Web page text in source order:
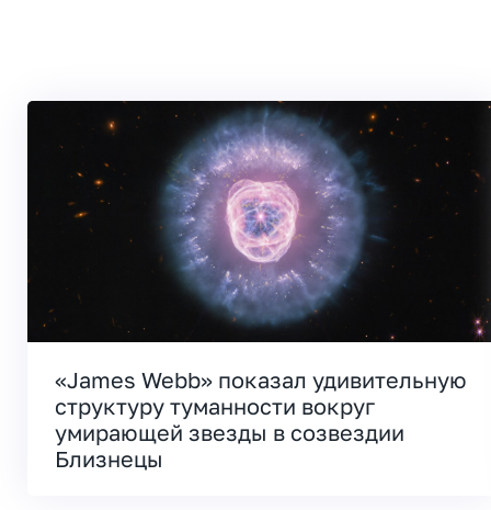
«James Webb» показал удивительную
структуру туманности вокруг
умирающей звезды в созвездии
Близнецы